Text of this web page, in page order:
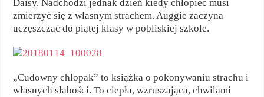
Daisy. Nadchodzi jednak dzień kiedy chłopiec musi
zmierzyć się z własnym strachem. Auggie zaczyna
uczęszczać do piątej klasy w pobliskiej szkole.
„Cudowny chłopak” to książka o pokonywaniu strachu i
własnych słabości. To ciepła, wzruszająca, chwilami